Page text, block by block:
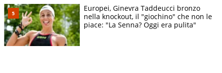
Europei, Ginevra Taddeucci bronzo
nella knockout, il "giochino" che non le
piace: "La Senna? Oggi era pulita"